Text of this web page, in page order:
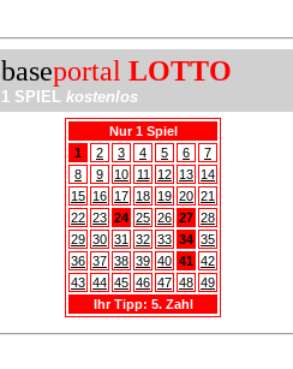
baseportal LOTTO
1 SPIEL kostenlos
Nur 1 Spiel
1
2 3 4 5 6
7
8
9 10 11 12 13 14
15 16 17 18 19 20 21
22 23 24 25 26 27 28
29 30 31 32 33 34 35
36 37 38 39 40 41 42
43 44 45 46 47 48 49
Ihr Tipp: 5. Zahl